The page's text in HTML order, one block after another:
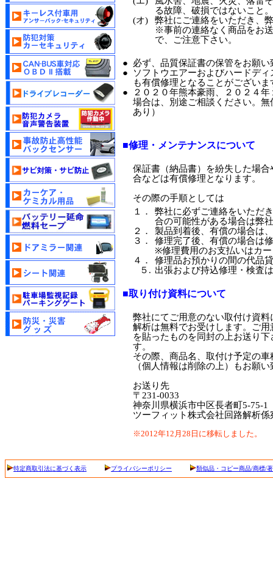
(オ)
る故障、破損ではないこと。
弊社にご連絡をいただき、
※事前の連絡なく商品をお
で、ご注意下さい。
●
●
●
必ず、品質保証書の保管をお願い
ソフトウエアーおよびハードデ
も有償修理となることがございま
２０２０年熊本豪雨、２０２４
場合は、別途ご相談ください。
あり）
■修理・メンテナンスについて
保証書（納品書）を紛失した場
合などは有償修理となります。
その際の手順としては
１．
２．
３．
４．
５.
弊社に必ずご連絡をいただ
合の可能性がある場合は弊
製品到着後、有償の場合は
修理完了後、有償の場合は
※修理費用のお支払いはカ
修理品お預かりの間の代品
出張および持込修理・検
■取り付け資料について
弊社にてご用意のない取付け資
解析は無料でお受けします。ご
を貼ったものを同封の上お送り
す。
その際、商品名、取付け予定の
（個人情報は削除の上）もお願
お送り先
〒231-0033
神奈川県横浜市中区長者町5-75-1
ツーフィット株式会社回路解析係
※2012年12月28日に移転しました。
特定商取引法に基づく表示 プライバシーポリシー 類似品・コピー商品/商標/